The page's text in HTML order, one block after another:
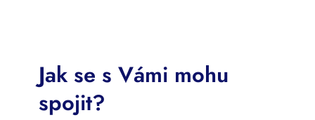
Jak se s Vámi mohu
spojit?